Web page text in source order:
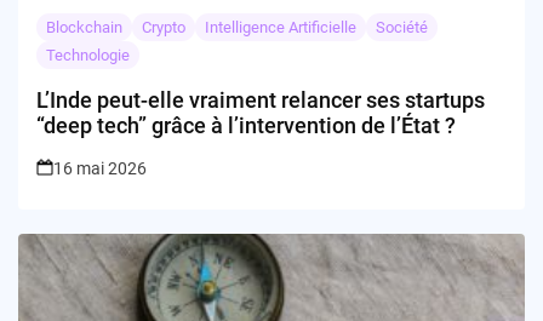
Blockchain Crypto Intelligence Artificielle
Société
Technologie
L’Inde peut-elle vraiment relancer ses startups
“deep tech” grâce à l’intervention de l’État ?
16 mai 2026